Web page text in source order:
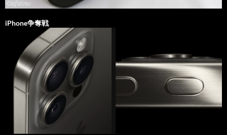
iPhone争奪戦